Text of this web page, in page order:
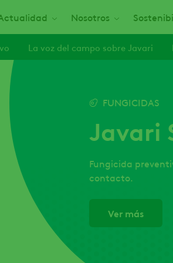
Nosotros
La voz del campo sobre Javari
FUNGICIDAS
Javari
Fungicida
contacto.
Ver más